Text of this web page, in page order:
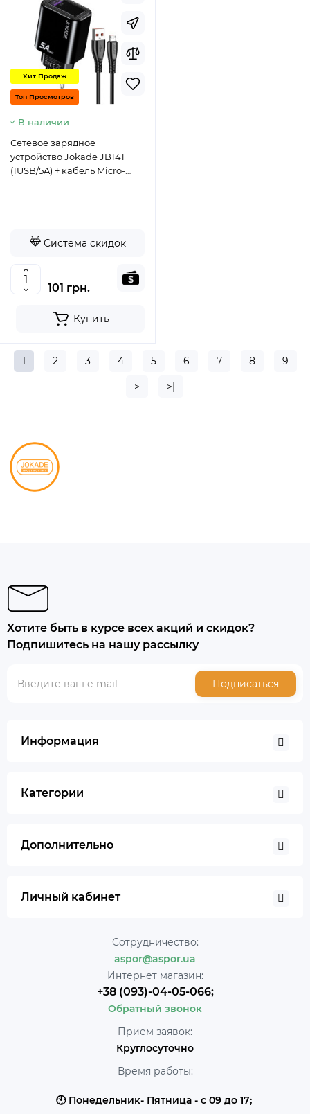
Хит Продаж
Топ Просмотров
В наличии
Сетевое зарядное
устройство Jokade JB141
(1USB/5A) + кабель Micro-
Система скидок
101 грн.
Купить
1 2 3 4 5 6 7 8 9
> >|
Хотите быть в курсе всех акций и скидок?
Подпишитесь на нашу рассылку
Подписаться
Информация
Категории
Дополнительно
Личный кабинет
Сотрудничество:
aspor@aspor.ua
Интернет магазин:
+38 (093)-04-05-066;
Обратный звонок
Прием заявок:
Круглосуточно
Время работы:
🕙 Понедельник- Пятница - с 09 до 17;